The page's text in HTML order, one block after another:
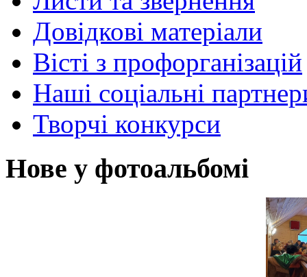
Довідкові матеріали
Вісті з профорганізацій
Наші соціальні
Творчі конкурси
Нове у фотоальбомі